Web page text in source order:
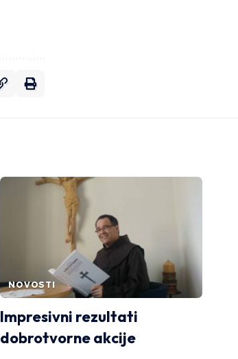
NOVOSTI
Impresivni rezultati
dobrotvorne akcije